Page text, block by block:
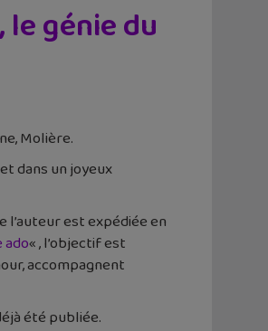
génie du
Molière.
dans un joyeux
l’auteur est expédiée en
« , l’objectif est
accompagnent
été publiée.